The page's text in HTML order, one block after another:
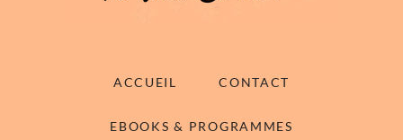
ACCUEIL CONTACT
EBOOKS & PROGRAMMES